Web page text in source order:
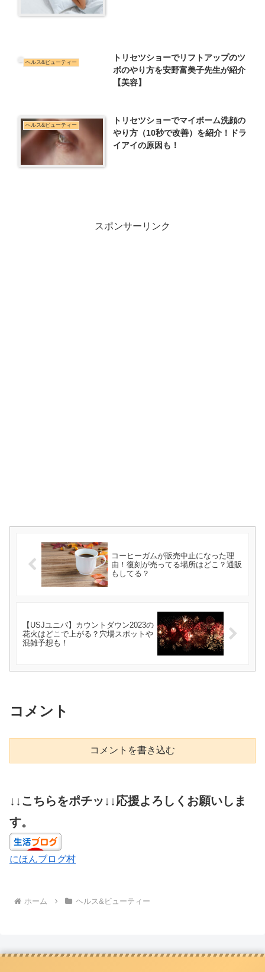
ヘルス&ビューティー
トリセツショーでリフトアップのツ
ボのやり方を安野富美子先生が紹介
【美容】
ヘルス&ビューティー
トリセツショーでマイボーム洗顔の
やり方（10秒で改善）を紹介！ドラ
イアイの原因も！
スポンサーリンク
コーヒーガムが販売中止になった理
由！復刻が売ってる場所はどこ？通販
もしてる？
【USJユニバ】カウントダウン2023の
花火はどこで上がる？穴場スポットや
混雑予想も！
コメント
コメントを書き込む
↓↓こちらをポチッ↓↓応援よろしくお願いしま
す。
にほんブログ村
ホーム ヘルス&ビューティー